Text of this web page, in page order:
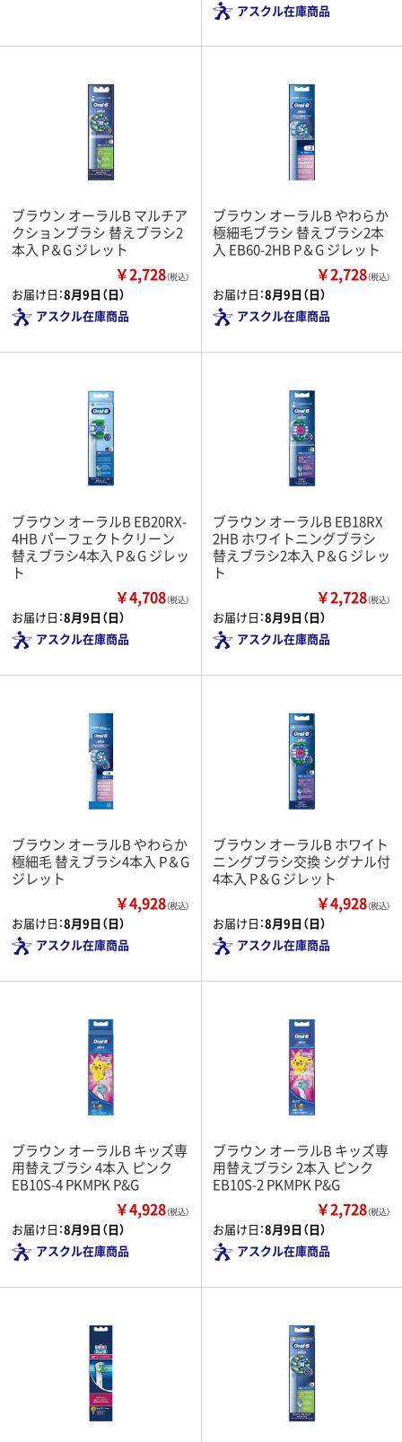
アスクル在庫商品
ブラウン オーラルB マルチア
クションブラシ 替えブラシ2
本入 P＆G ジレット
￥2,728（税込）
お届け日：8月9日（日）
アスクル在庫商品
ブラウン オーラルB やわらか
極細毛ブラシ 替えブラシ2本
入 EB60-2HB P＆G ジレット
￥2,728（税込）
お届け日：8月9日（日）
アスクル在庫商品
ブラウン オーラルB EB20RX-
4HB パーフェクトクリーン
替えブラシ4本入 P＆G ジレッ
ト
￥4,708（税込）
お届け日：8月9日（日）
アスクル在庫商品
ブラウン オーラルB EB18RX
2HB ホワイトニングブラシ
替えブラシ2本入 P＆G ジレッ
ト
￥2,728（税込）
お届け日：8月9日（日）
アスクル在庫商品
ブラウン オーラルB やわらか
極細毛 替えブラシ4本入 P＆G
ジレット
￥4,928（税込）
お届け日：8月9日（日）
アスクル在庫商品
ブラウン オーラルB ホワイト
ニングブラシ交換 シグナル付
4本入 P＆G ジレット
￥4,928（税込）
お届け日：8月9日（日）
アスクル在庫商品
ブラウン オーラルB キッズ専
用替えブラシ 4本入 ピンク
EB10S-4 PKMPK P&G
￥4,928（税込）
お届け日：8月9日（日）
アスクル在庫商品
ブラウン オーラルB キッズ専
用替えブラシ 2本入 ピンク
EB10S-2 PKMPK P&G
￥2,728（税込）
お届け日：8月9日（日）
アスクル在庫商品